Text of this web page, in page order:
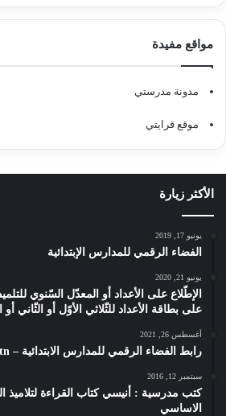
مواقع مفيدة
مدونة مدرستي
موقع قرايتي
الأكثر زيارة
يونيو 17, 2019
الفضاء الرقمي للمدارس الإبتدائية
يونيو 21, 2020
الإطّلاع على الأعداد أو المعدّل السّنوي
على بطاقة الأعداد للثّلاثي الأوّل أو الثّاني أو
أغسطس 26, 2021
رابط الفضاء الرقمي للمدارس الابتدائية – CNTE www.ent.cnte.tn
سبتمبر 12, 2016
كتب مدرسية : أنيسي كتاب القراءة لتلاميذ
الاساسي